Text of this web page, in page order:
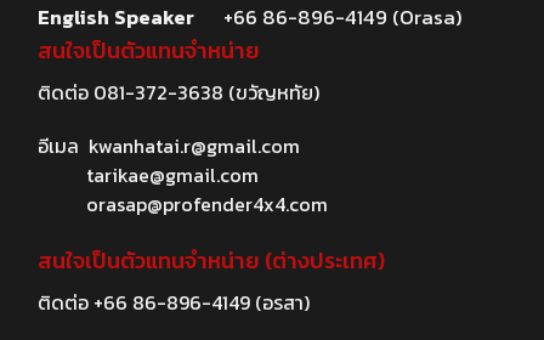
English Speaker
+66 86-896-4149 (Orasa)
สนใจเป็นตัวแทนจำหน่าย
ติดต่อ 081-372-3638 (ขวัญหทัย)
อีเมล kwanhatai.r@gmail.com
tarikae@gmail.com
orasap@profender4x4.com
สนใจเป็นตัวแทนจำหน่าย (ต่างประเทศ)
ติดต่อ +66 86-896-4149(อรสา)